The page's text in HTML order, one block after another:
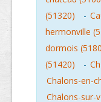
(51320)
-
hermonville
dormois
(51420)
-
Chalons-en-
Chalons-sur-